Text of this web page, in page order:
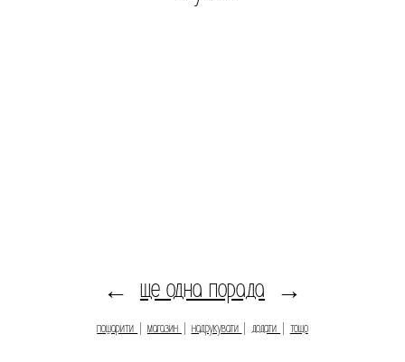
← ще одна порада →
пошарити магазин надрукувати додати тощо